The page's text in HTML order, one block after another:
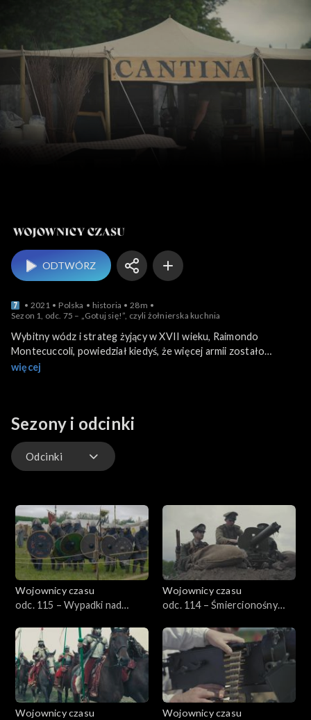
Wojownicy czasu
ODTWÓRZ
2021 Polska historia
28m
Sezon 1, odc. 75 – „Gotuj się!”, czyli żołnierska kuchnia
Wybitny wódz i strateg żyjący w XVII wieku, Raimondo
Montecuccoli, powiedział kiedyś, że więcej armii zostało
zniszczonych przez brak pożywienia niż w wyniku bitwy.
zależały losy królestw i imperiów.
więcej
Sezony i odcinki
Odcinki
Wojownicy czasu
odc. 115 – Wypadki nad
Wojownicy czasu
odc. 114 – Śmiercionośny
Wojownicy czasu
Wojownicy czasu